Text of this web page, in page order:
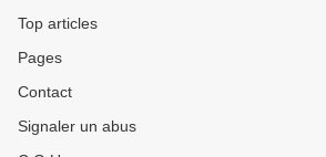
Top articles
Pages
Contact
Signaler un abus